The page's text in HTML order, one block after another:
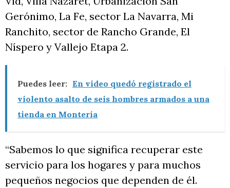
Gerónimo, La Fe, sector La Navarra, Mi
Ranchito, sector de Rancho Grande, El
Níspero y Vallejo Etapa 2.
Puedes leer: En video quedó registrado el
violento asalto de seis hombres armados a una
tienda en Montería
“Sabemos lo que significa recuperar este
servicio para los hogares y para muchos
pequeños negocios que dependen de él.